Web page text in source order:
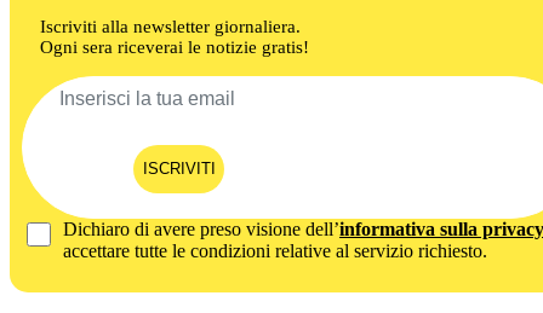
Iscriviti alla newsletter giornaliera.
Ogni sera riceverai le notizie gratis!
ISCRIVITI
Dichiaro di avere preso visione dell’informativa sulla privacy
accettare tutte le condizioni relative al servizio richiesto.